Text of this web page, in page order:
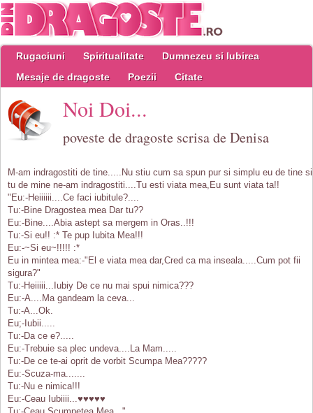
Rugaciuni Spiritualitate
Dumnezeu si Iubirea
Mesaje de dragoste
Poezii Citate
Noi Doi...
poveste de dragoste scrisa de Denisa
M-am indragostiti de tine.....Nu stiu cum sa spun pur si simplu eu de tine si
tu de mine ne-am indragostiti....Tu esti viata mea,Eu sunt viata ta!!
"Eu:-Heiiiiii....Ce faci iubitule?....
Tu:-Bine Dragostea mea Dar tu??
Eu:-Bine....Abia astept sa mergem in Oras..!!!
Tu:-Si eu!! :* Te pup Iubita Mea!!!
Eu:-~Si eu~!!!!! :*
Eu in mintea mea:-"El e viata mea dar,Cred ca ma inseala.....Cum pot fii
sigura?"
Tu:-Heiiiii...Iubiy De ce nu mai spui nimica???
Eu:-A....Ma gandeam la ceva...
Tu:-A...Ok.
Eu;-Iubii.....
Tu:-Da ce e?.....
Eu:-Trebuie sa plec undeva....La Mam.....
Tu:-De ce te-ai oprit de vorbit Scumpa Mea?????
Eu:-Scuza-ma.......
Tu:-Nu e nimica!!!
Eu:-Ceau Iubiiii...♥♥♥♥♥